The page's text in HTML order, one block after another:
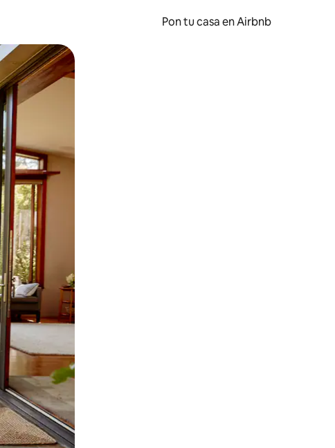
Pon tu casa en Airbnb
o desliza el dedo.